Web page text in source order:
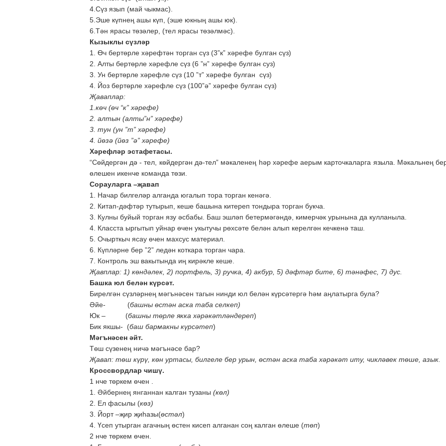
4.Сүз язып (май чыкмас).
5.Эше күпнең ашы күп, (эше юкның ашы юк).
6.Тән ярасы төзәлер, (тел ярасы төзәлмәс).
Кызыклы сүзләр
1. Өч бертөрле хәрефтән торган сүз (3”к” хәрефе булган сүз)
2. Алты бертөрле хәрефле сүз (6 ”н” хәрефе булган суз)
3. Ун бертөрле хәрефле сүз (10 ”т” хәрефе булган сүз)
4. Йоз бертөрле хәрефле сүз (100”ә” хәрефе булган сүз)
Җаваплар:
1.көч (өч “к” хәрефе)
2. алтын (алты”н” хәрефе)
3. тун (ун ”т” хәрефе)
4. йөзә (йөз ”ә” хәрефе)
Хәрефләр эстафетасы.
“Сөйдергән дә - тел, көйдергән дә-тел” мәкаленең һәр хәрефе аерым карточкаларга языла. Мәкальнең
өлешен икенче команда төзи.
Сорауларга –җавап
1. Начар билгеләр алганда югалып тора торган кенәгә.
2. Китап-дәфтәр тутырып, кеше башына китереп тондыра торган букча.
3. Кулны буйый торган язу әсбабы. Баш эшләп бетермәгәндә, кимерчәк урынына да кулланыла.
4. Класста ыргытып уйнар өчен укытучы рөхсәте белән алып керелгән кечкенә таш.
5. Очырткыч ясау өчен махсус материал.
6. Күпләрне бер ”2” ледән коткара торган чара.
7. Контроль эш вакытында иң кирәкле кеше.
Җавплар: 1) көндәлек, 2) портфель, 3) ручка, 4) акбур, 5) дәфтәр бите, 6) тәнәфес, 7) дус.
Башка юл белән күрсәт.
Бирелгән сүзләрнең мәгънәсен тагын нинди юл белән күрсәтергә һәм аңлатырга була?
Әйе- (башны өстән аска таба селкеп)
Юк – (башны төрле якка хәрәкәтләндереп)
Бик якшы- (баш бармакны күрсәтеп)
Мәгънәсен әйт.
Төш сүзенең ничә мәгънәсе бар?
Җавап: төш күрү, көн уртасы, билгеле бер урын, өстән аска таба хәрәкәт иту, чикләвек төше, азык.
Кроссвордлар чишү.
1 нче төркем өчен .
1. Әйбернең янганнан калган тузаны (көл)
2. Ел фасылы (көз)
3. Йорт –җир җиһазы(өстәл)
4. Үсеп утырган агачның өстен кисеп алганан соң калган өлеше (төп)
2 нче төркем өчен.